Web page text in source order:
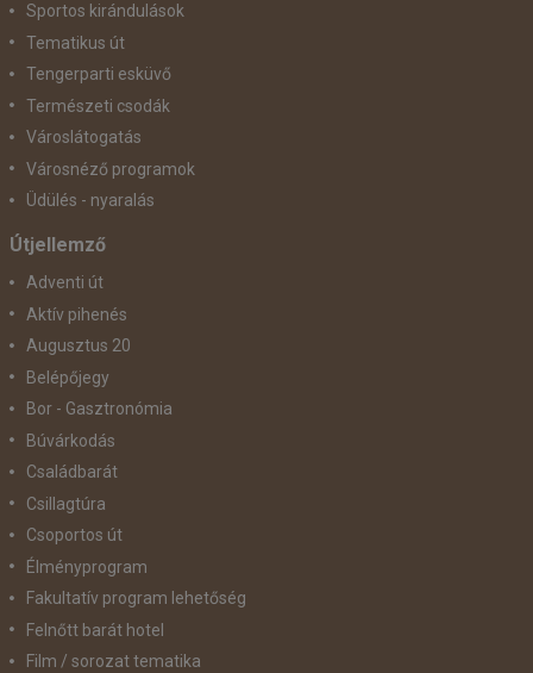
Sportos kirándulások
Tematikus út
Tengerparti esküvő
Természeti csodák
Városlátogatás
Városnéző programok
Üdülés - nyaralás
Útjellemző
Adventi út
Aktív pihenés
Augusztus 20
Belépőjegy
Bor - Gasztronómia
Búvárkodás
Családbarát
Csillagtúra
Csoportos út
Élményprogram
Fakultatív program lehetőség
Felnőtt barát hotel
Film / sorozat tematika